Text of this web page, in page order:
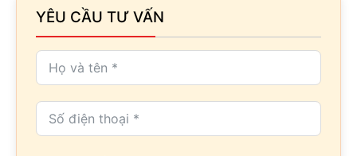
YÊU CẦU TƯ VẤN